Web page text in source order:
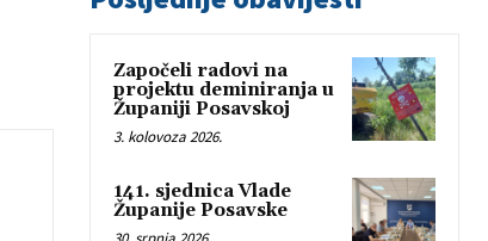
Započeli radovi na
projektu deminiranja u
Županiji Posavskoj
3. kolovoza 2026.
141. sjednica Vlade
Županije Posavske